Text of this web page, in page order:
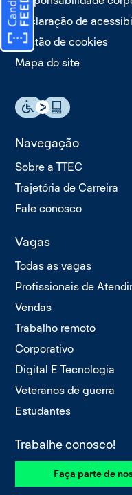
Declaração de
Gestão de cookies
Mapa do site
Navegação
Sobre a TTEC
Trajetória de Carreira
Fale conosco
Vagas
Todas as vagas
Profissionais de
Vendas
Trabalho remoto
Corporativo
Digital E Tecnologia
Veteranos de guerra
Estudantes
Trabalhe conosco!
Faça parte de